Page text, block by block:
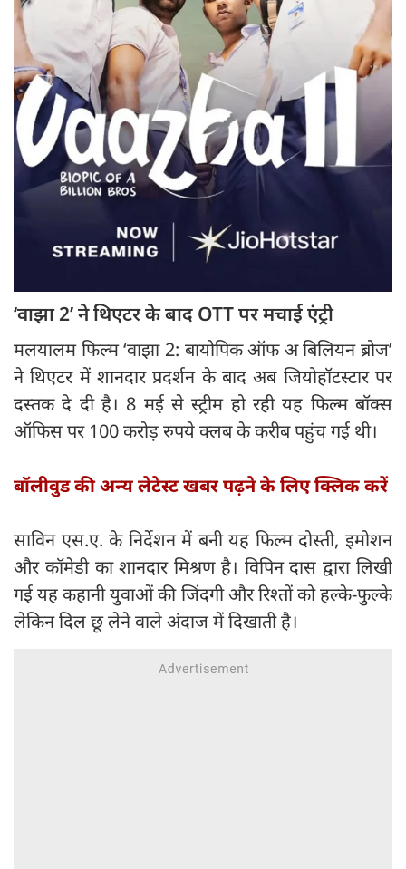
‘वाझा 2’ ने थिएटर के बाद OTT पर मचाई एंट्री
मलयालम फिल्म ‘वाझा 2: बायोपिक ऑफ अ बिलियन ब्रोज’
ने थिएटर में शानदार प्रदर्शन के बाद अब जियोहॉटस्टार पर
दस्तक दे दी है। 8 मई से स्ट्रीम हो रही यह फिल्म बॉक्स
ऑफिस पर 100 करोड़ रुपये क्लब के करीब पहुंच गई थी।
बॉलीवुड की अन्य लेटेस्ट खबर पढ़ने के लिए क्लिक करें
साविन एस.ए. के निर्देशन में बनी यह फिल्म दोस्ती, इमोशन
और कॉमेडी का शानदार मिश्रण है। विपिन दास द्वारा लिखी
गई यह कहानी युवाओं की जिंदगी और रिश्तों को हल्के-फुल्के
लेकिन दिल छू लेने वाले अंदाज में दिखाती है।